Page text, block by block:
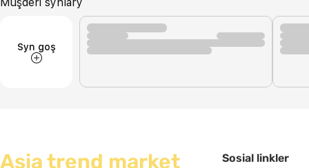
Syn goş
Asia trend market Sosial linkler